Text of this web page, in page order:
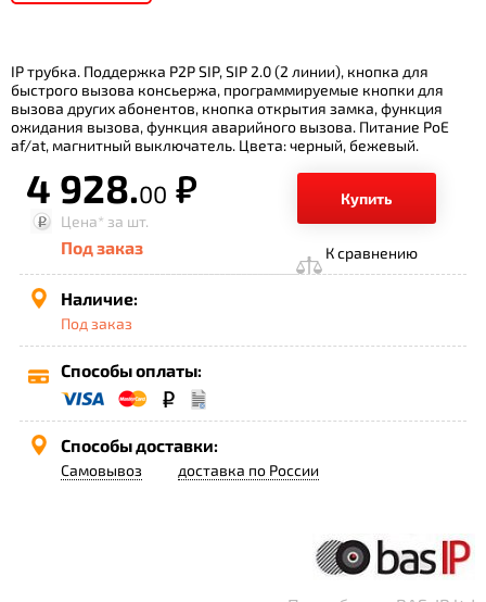
IP трубка. Поддержка P2P SIP, SIP 2.0 (2 линии), кнопка для
быстрого вызова консьержа, программируемые кнопки для
вызова других абонентов, кнопка открытия замка, функция
ожидания вызова, функция аварийного вызова. Питание PoE
af/at, магнитный выключатель. Цвета: черный, бежевый.
4 928.00 р.
Купить
Цена* за шт.
Под заказ К сравнению
Наличие:
Под заказ
Способы оплаты:
Способы доставки:
Самовывоз доставка по России